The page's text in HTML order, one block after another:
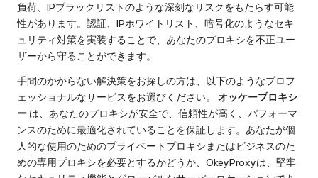
負荷、IPブラックリストのような深刻なリスクをもたらす可能
性があります。認証、IPホワイトリスト、暗号化のようなセキ
ュリティ対策を実装することで、あなたのプロキシを不正ユー
ザーから守ることができます。
手間のかからない解決策をお探しの方は、以下のようなプロフ
ェッショナルなサービスをお選びください。 オッケープロキシ
ー は、あなたのプロキシが安全で、信頼性が高く、パフォーマ
ンスのために最適化されていることを保証します。あなたが個
人的な使用のためのプライベートプロキシまたはビジネスのた
めの専用プロキシを必要とするかどうか、OkeyProxyは、堅牢